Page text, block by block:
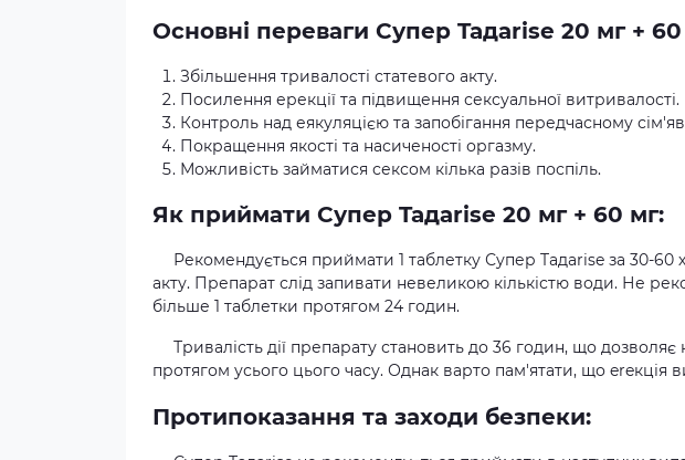
Основні переваги Супер Taдаrise 20 мг +
Збільшення тривалості статевого акту.
Посилення ерекції та підвищення сексуальної витривалості.
Контроль над еякуляцією та запобігання передчасному
Покращення якості та насиченості оргазму.
Можливість займатися сексом кілька разів поспіль.
Як приймати Супер Taдаrise 20 мг + 60 мг:
Рекомендується приймати 1 таблетку Супер Taдаrise за 30-
акту. Препарат слід запивати невеликою кількістю води. Не
більше 1 таблетки протягом 24 годин.
Тривалість дії препарату становить до 36 годин, що
протягом усього цього часу. Однак варто пам'ятати, що ereкція
Протипоказання та заходи безпеки: